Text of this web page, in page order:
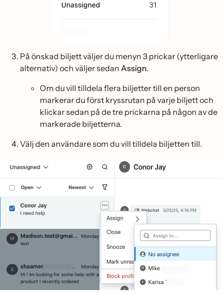
På önskad biljett väljer du menyn 3 prickar (ytterligare
alternativ) och väljer sedan Assign.
Om du vill tilldela flera biljetter till en person
markerar du först kryssrutan på varje biljett och
klickar sedan på de tre prickarna på någon av de
markerade biljetterna.
Välj den användare som du vill tilldela biljetten till.